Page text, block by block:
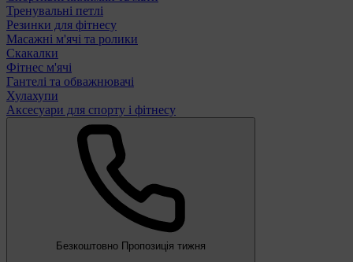
Тренувальні петлі
Резинки для фітнесу
Масажні м'ячі та ролики
Скакалки
Фітнес м'ячі
Гантелі та обважнювачі
Хулахупи
Аксесуари для спорту і фітнесу
Безкоштовно Пропозиція тижня